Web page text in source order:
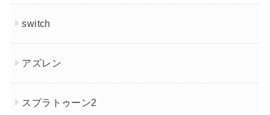
switch
アズレン
スプラトゥーン2